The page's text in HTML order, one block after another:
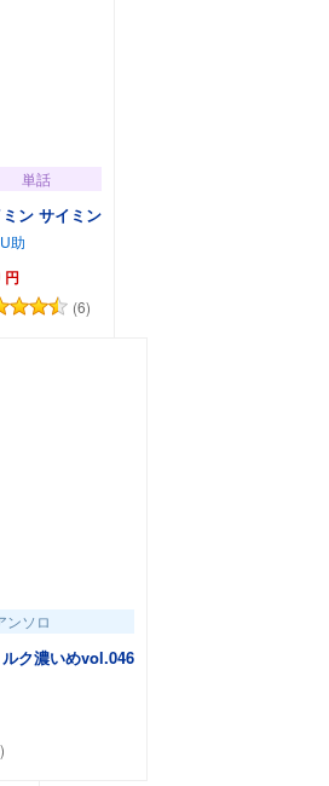
単話
ン サイミン
助
円
(6)
ートに追加
ンソロ
ク濃いめvol.046
に追加